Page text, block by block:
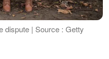
dispute | Source : Getty